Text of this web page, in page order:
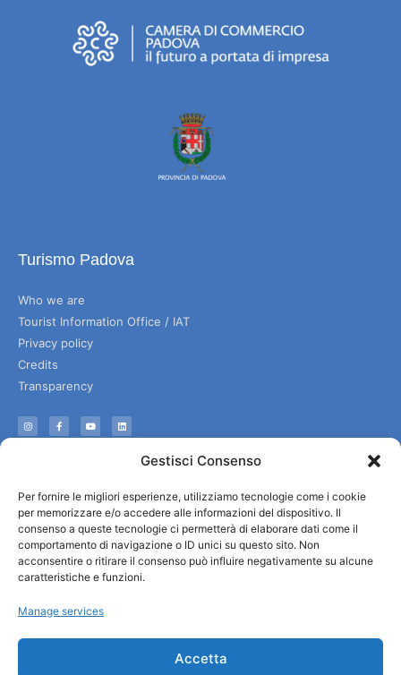
Gestisci Consenso
Per fornire le migliori esperienze, utilizziamo tecnologie come i cookie
per memorizzare e/o accedere alle informazioni del dispositivo. Il
consenso a queste tecnologie ci permetterà di elaborare dati come il
comportamento di navigazione o ID unici su questo sito. Non
acconsentire o ritirare il consenso può influire negativamente su alcune
caratteristiche e funzioni.
Manage services
Accetta
Turismo Padova
Who we are
Tourist Information Office / IAT
Privacy policy
Credits
Transparency
Useful services
Brochures